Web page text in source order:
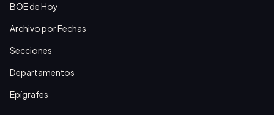
BOE de Hoy
Archivo por Fechas
Secciones
Departamentos
Epígrafes